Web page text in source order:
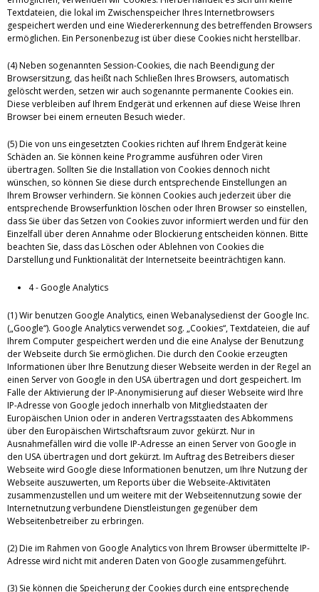
Textdateien, die lokal im Zwischenspeicher Ihres Internetbrowsers
gespeichert werden und eine Wiedererkennung des betreffenden Browsers
ermöglichen. Ein Personenbezug ist über diese Cookies nicht herstellbar.
(4) Neben sogenannten Session-Cookies, die nach Beendigung der
Browsersitzung, das heißt nach Schließen Ihres Browsers, automatisch
gelöscht werden, setzen wir auch sogenannte permanente Cookies ein.
Diese verbleiben auf Ihrem Endgerät und erkennen auf diese Weise Ihren
Browser bei einem erneuten Besuch wieder.
(5) Die von uns eingesetzten Cookies richten auf Ihrem Endgerät keine
Schäden an. Sie können keine Programme ausführen oder Viren
übertragen. Sollten Sie die Installation von Cookies dennoch nicht
wünschen, so können Sie diese durch entsprechende Einstellungen an
Ihrem Browser verhindern. Sie können Cookies auch jederzeit über die
entsprechende Browserfunktion löschen oder Ihren Browser so einstellen,
dass Sie über das Setzen von Cookies zuvor informiert werden und für den
Einzelfall über deren Annahme oder Blockierung entscheiden können. Bitte
beachten Sie, dass das Löschen oder Ablehnen von Cookies die
Darstellung und Funktionalität der Internetseite beeinträchtigen kann.
4 - Google Analytics
(1) Wir benutzen Google Analytics, einen Webanalysedienst der Google Inc.
(„Google“). Google Analytics verwendet sog. „Cookies“, Textdateien, die auf
Ihrem Computer gespeichert werden und die eine Analyse der Benutzung
der Webseite durch Sie ermöglichen. Die durch den Cookie erzeugten
Informationen über Ihre Benutzung dieser Webseite werden in der Regel an
einen Server von Google in den USA übertragen und dort gespeichert. Im
Falle der Aktivierung der IP-Anonymisierung auf dieser Webseite wird Ihre
IP-Adresse von Google jedoch innerhalb von Mitgliedstaaten der
Europäischen Union oder in anderen Vertragsstaaten des Abkommens
über den Europäischen Wirtschaftsraum zuvor gekürzt. Nur in
Ausnahmefällen wird die volle IP-Adresse an einen Server von Google in
den USA übertragen und dort gekürzt. Im Auftrag des Betreibers dieser
Webseite wird Google diese Informationen benutzen, um Ihre Nutzung der
Webseite auszuwerten, um Reports über die Webseite-Aktivitäten
zusammenzustellen und um weitere mit der Webseitennutzung sowie der
Internetnutzung verbundene Dienstleistungen gegenüber dem
Webseitenbetreiber zu erbringen.
(2) Die im Rahmen von Google Analytics von Ihrem Browser übermittelte IP-
Adresse wird nicht mit anderen Daten von Google zusammengeführt.
(3) Sie können die Speicherung der Cookies durch eine entsprechende